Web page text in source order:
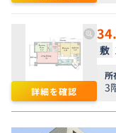
詳細を確認
敷
所
3